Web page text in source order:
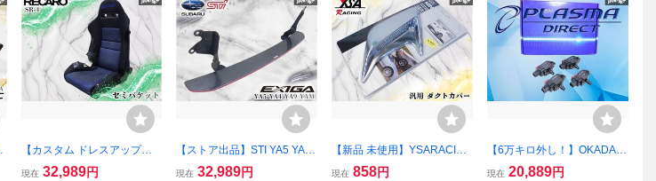
【カスタム ドレスアップ】
RECARO レカロ SR4 SR-4
現在 32,989円
【ストア出品】STI YA5 YA4
YA9 YAM エクシーガ リア ア
現在 32,989円
【新品 未使用】YSARACING
YSAレーシング 汎用 ダクト
現在 858円
【6万キロ外し！】OKADA P
ROJECTS オカダ プラズマダ
現在 20,889円